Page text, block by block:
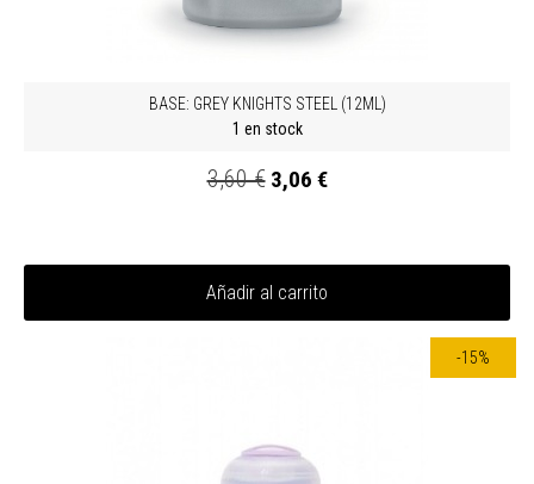
BASE: GREY KNIGHTS STEEL (12ML)
1 en stock
3,60 € 3,06 €
Añadir al carrito
-15%